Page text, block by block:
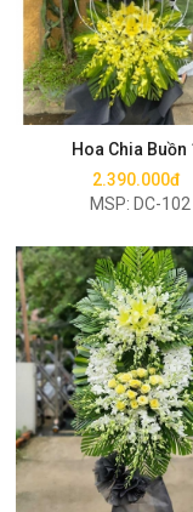
Hoa Chia Buồn
2.390.000đ
MSP: DC-102
Mua ngay